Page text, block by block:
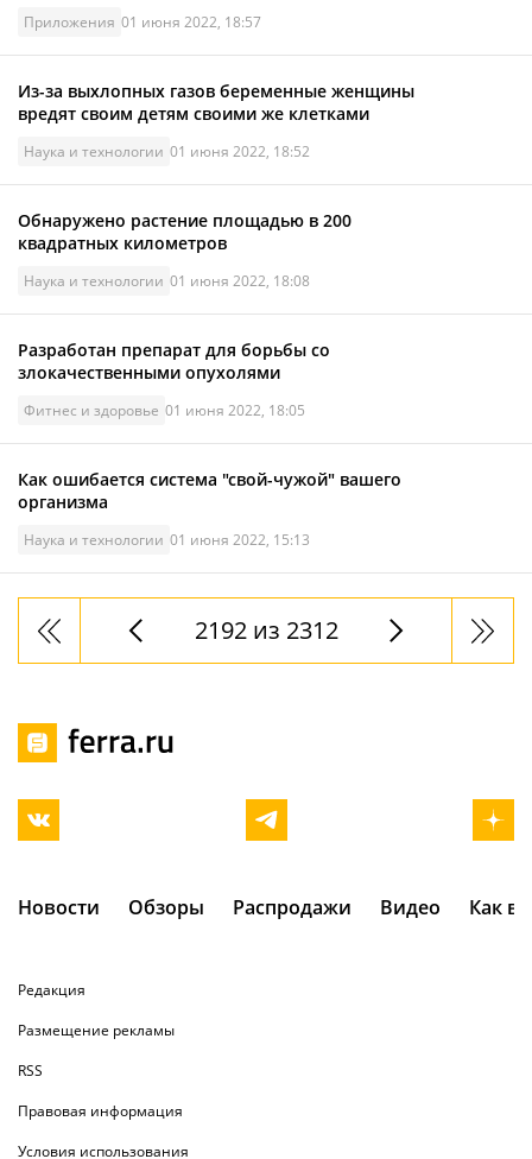
Приложения 01 июня 2022, 18:57
Из-за выхлопных газов беременные женщины
вредят своим детям своими же клетками
Наука и технологии 01 июня 2022, 18:52
Обнаружено растение площадью в 200
квадратных километров
Наука и технологии 01 июня 2022, 18:08
Разработан препарат для борьбы со
злокачественными опухолями
Фитнес и здоровье 01 июня 2022, 18:05
Как ошибается система "свой-чужой" вашего
организма
Наука и технологии 01 июня 2022, 15:13
2192 из 2312
Новости Обзоры Распродажи Видео Как
Редакция
Размещение рекламы
RSS
Правовая информация
Условия использования